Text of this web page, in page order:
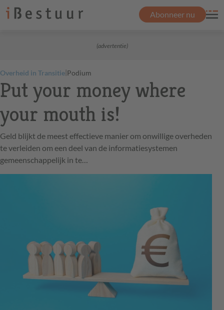
Abonneer nu
(advertentie)
Overheid in Transitie|Podium
Put your money where
your mouth is!
Geld blijkt de meest effectieve manier om onwillige overheden
te verleiden om een deel van de informatiesystemen
gemeenschappelijk in te…